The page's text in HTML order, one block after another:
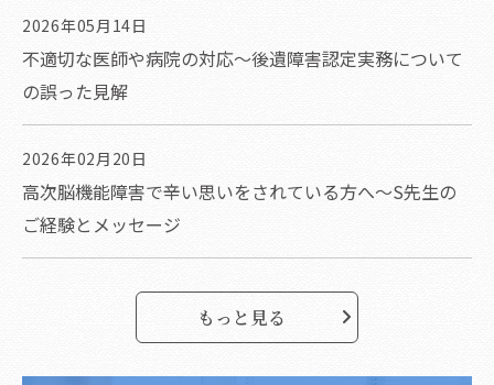
2026年05月14日
不適切な医師や病院の対応～後遺障害認定実務について
の誤った見解
2026年02月20日
高次脳機能障害で辛い思いをされている方へ～S先生の
ご経験とメッセージ
もっと見る